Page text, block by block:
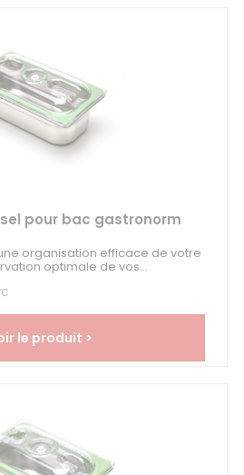
pour bac gastronorm
organisation efficace de votre
optimale de vos...
le produit >